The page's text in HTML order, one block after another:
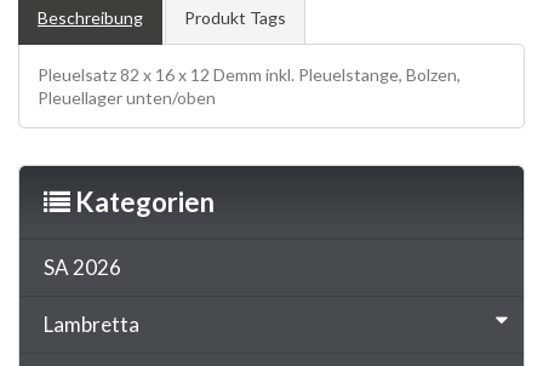
Beschreibung Produkt Tags
Pleuelsatz 82 x 16 x 12 Demm inkl. Pleuelstange, Bolzen,
Pleuellager unten/oben
Kategorien
SA 2026
Lambretta